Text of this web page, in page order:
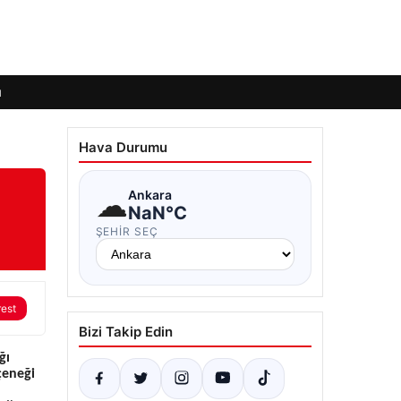
Hava Durumu
☁Ankara
NaN°C
ŞEHIR SEÇ
Bizi Takip Edin